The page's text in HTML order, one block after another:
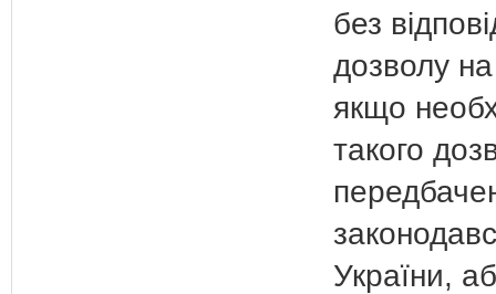
без
дозволу
якщо
такого
України,